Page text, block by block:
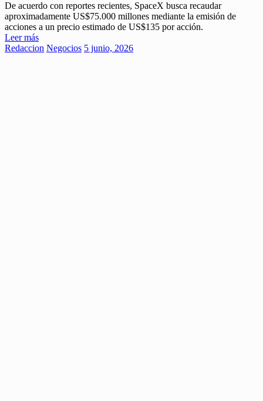
De acuerdo con reportes recientes, SpaceX busca recaudar
aproximadamente US$75.000 millones mediante la emisión de
acciones a un precio estimado de US$135 por acción.
Leer más
Redaccion Negocios 5 junio, 2026